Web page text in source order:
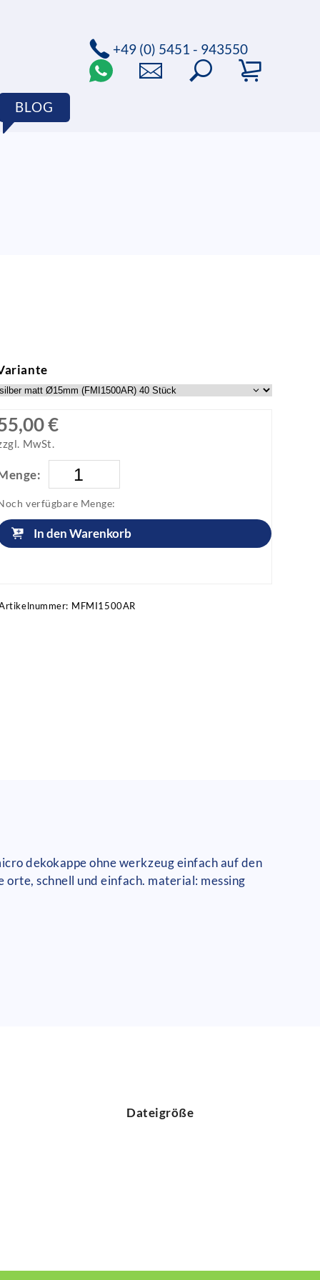
BLOG
+49 (0) 5451 - 943550
€
MwSt.
verfügbare Menge:
In den Warenkorb
MFMI1500AR
dekokappe ohne werkzeug einfach auf den
schnell und einfach. material: messing
Dateigröße